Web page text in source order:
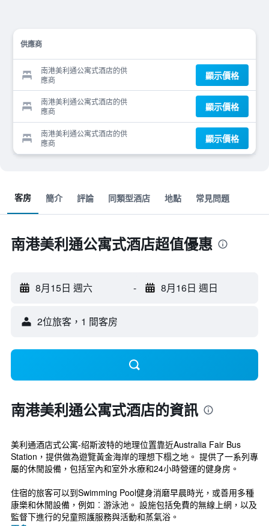
供應商
南港美利通公寓式酒店的供
應商
顯示價格
南港美利通公寓式酒店的供
應商
顯示價格
南港美利通公寓式酒店的供
應商
顯示價格
客房 簡介 評論 同類型酒店 地點 常見問題
南港美利通公寓式酒店超值優惠
8月15日 週六 - 8月16日 週日
2位旅客，1 間客房
南港美利通公寓式酒店的資訊
美利通酒店式公寓-绍斯波特的地理位置靠近Australia Fair Bus
Station，提供做為遊覽黃金海岸的理想下榻之地。 提供了一系列專
屬的休閒設備，包括室內和室外水療和24小時營運的健身房。
住宿的旅客可以到Swimming Pool健身消磨早晨時光，或善用多種
康樂和休閒設備，例如︰游泳池。 設施包括免費的無線上網，以及
監督下進行的兒童照護服務與活動和蒸氣浴。